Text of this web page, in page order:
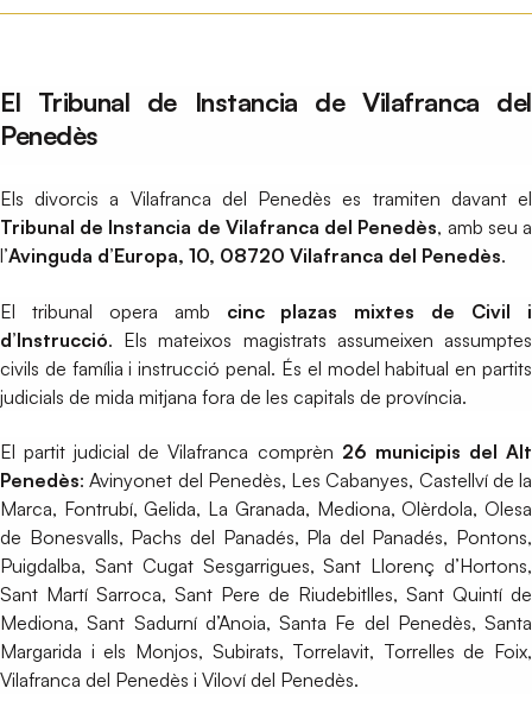
El Tribunal de Instancia de Vilafranca del
Penedès
Els divorcis a Vilafranca del Penedès es tramiten davant el
Tribunal de Instancia de Vilafranca del Penedès, amb seu a
l’Avinguda d’Europa, 10, 08720 Vilafranca del Penedès.
El tribunal opera amb cinc plazas mixtes de Civil i
d’Instrucció. Els mateixos magistrats assumeixen assumptes
civils de família i instrucció penal. És el model habitual en partits
judicials de mida mitjana fora de les capitals de província.
El partit judicial de Vilafranca comprèn 26 municipis del Alt
Penedès: Avinyonet del Penedès, Les Cabanyes, Castellví de la
Marca, Fontrubí, Gelida, La Granada, Mediona, Olèrdola, Olesa
de Bonesvalls, Pachs del Panadés, Pla del Panadés, Pontons,
Puigdalba, Sant Cugat Sesgarrigues, Sant Llorenç d’Hortons,
Sant Martí Sarroca, Sant Pere de Riudebitlles, Sant Quintí de
Mediona, Sant Sadurní d’Anoia, Santa Fe del Penedès, Santa
Margarida i els Monjos, Subirats, Torrelavit, Torrelles de Foix,
Vilafranca del Penedès i Viloví del Penedès.